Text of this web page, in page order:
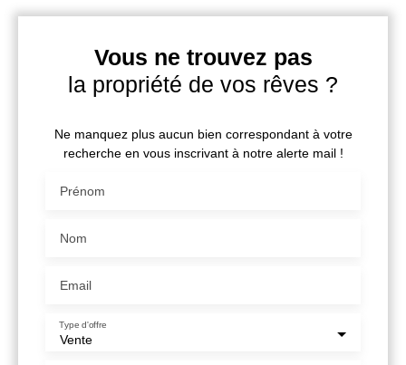
Vous ne trouvez pas
la propriété de vos rêves ?
Ne manquez plus aucun bien correspondant à votre
recherche en vous inscrivant à notre alerte mail !
Prénom
Nom
Email
Vente
Type d'offre